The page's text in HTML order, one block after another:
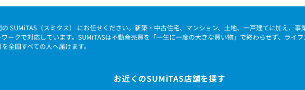
SUMiTAS（スミタス） にお任せください。新築・中古住宅、マンション、土地、一戸建てに加え、
ークで対応しています。SUMiTASは不動産売買を「一生に一度の大きな買い物」で終わらせず、ライ
全国すべての人へ届けます。
お近くのSUMiTAS店舗を探す